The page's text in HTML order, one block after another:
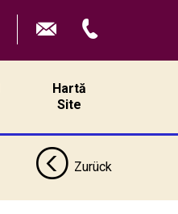
Hartă
Site
Zurück